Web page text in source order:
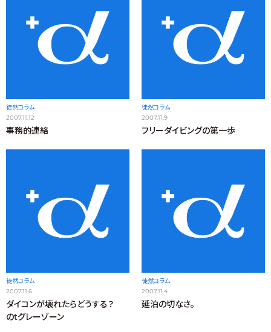
徒然コラム
2007.11.12
事務的連絡
徒然コラム
2007.11.9
フリーダイビングの第一歩
徒然コラム
2007.11.6
ダイコンが壊れたらどうする？
のtグレーゾーン
徒然コラム
2007.11.4
延泊の切なさ。